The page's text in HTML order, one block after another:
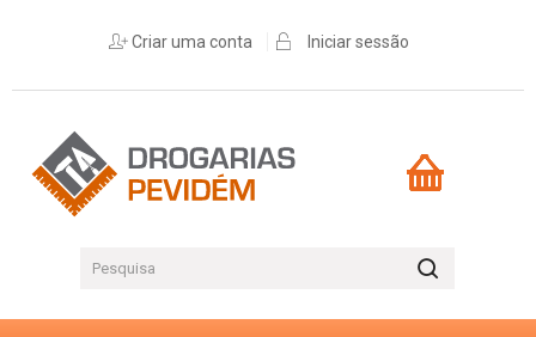
Criar uma conta Iniciar sessão